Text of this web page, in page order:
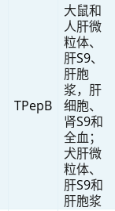
TPepB
大鼠和
人肝微
粒体、
肝S9、
肝胞
浆，肝
细胞、
肾S9和
全血；
犬肝微
粒体、
肝S9和
肝胞浆